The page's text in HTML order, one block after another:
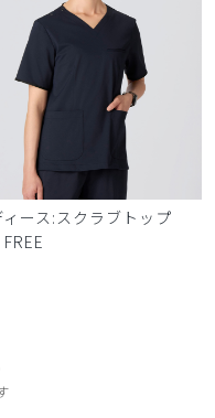
ィース:スクラブトップ